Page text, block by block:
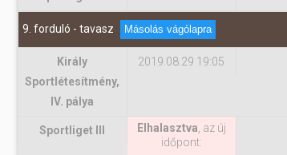
9. forduló - tavasz Másolás vágólapra
Király
Sportlétesítmény,
IV. pálya
2019.08.29 19:05
Sportliget III Elhalasztva , az új
időpont: